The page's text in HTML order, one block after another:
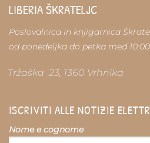
LIBERIA ŠKRATELJC
Poslovalnica in knjigarnica
od ponedeljka do petka med 10:00
Tržaška 23, 1360 Vrhnika
ISCRIVITI ALLE NOTIZIE
Nome e cognome